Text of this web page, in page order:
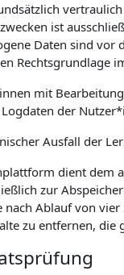
ist
Daten sind
Rechtsgrundlage
mit
der
Ausfall der
dient dem
zur
nach Ablauf von
zu entfernen, die